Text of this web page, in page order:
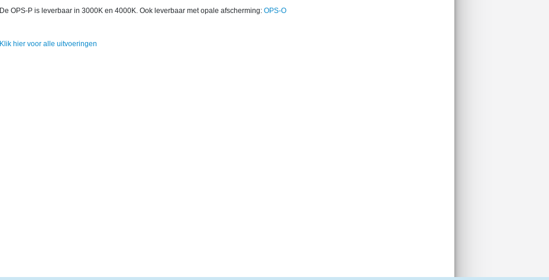
De OPS-P is leverbaar in 3000K en 4000K. Ook leverbaar met opale afscherming: OPS-O
Klik hier voor alle uitvoeringen